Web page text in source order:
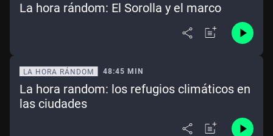
La hora rándom: El Sorolla y el marco
LA HORA RÁNDOM 48:45 MIN
La hora random: los refugios climáticos en
las ciudades